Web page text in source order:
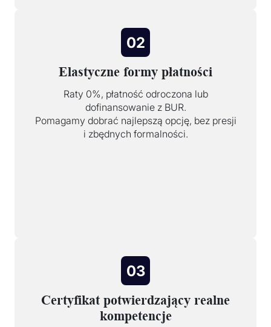
02
Elastyczne formy płatności
Raty 0%, płatność odroczona lub
dofinansowanie z BUR.
Pomagamy dobrać najlepszą opcję, bez presji
i zbędnych formalności.
03
Certyfikat potwierdzający realne
kompetencje